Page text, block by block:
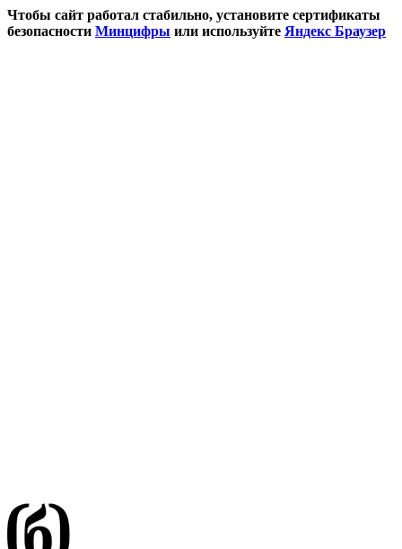
Чтобы сайт работал стабильно, установите сертификаты
безопасности Минцифры или используйте Яндекс Браузер